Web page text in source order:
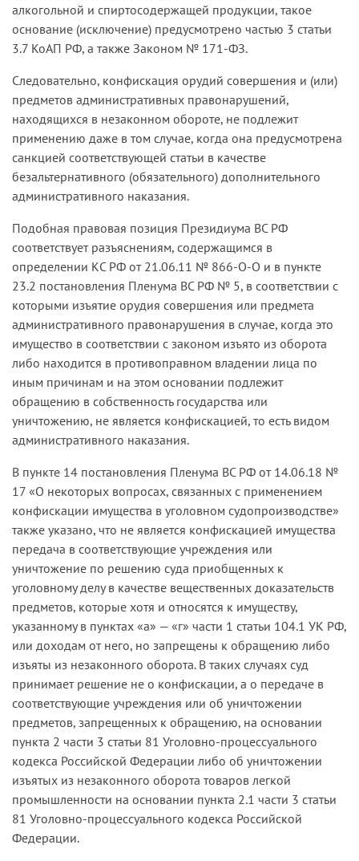
алкогольной и спиртосодержащей продукции, такое
основание (исключение) предусмотрено частью 3 статьи
3.7 КоАП РФ, а также Законом № 171-ФЗ.
Следовательно, конфискация орудий совершения и (или)
предметов административных правонарушений,
находящихся в незаконном обороте, не подлежит
применению даже в том случае, когда она предусмотрена
санкцией соответствующей статьи в качестве
безальтернативного (обязательного) дополнительного
административного наказания.
Подобная правовая позиция Президиума ВС РФ
соответствует разъяснениям, содержащимся в
определении КС РФ от 21.06.11 № 866-О-О и в пункте
23.2 постановления Пленума ВС РФ № 5, в соответствии с
которыми изъятие орудия совершения или предмета
административного правонарушения в случае, когда это
имущество в соответствии с законом изъято из оборота
либо находится в противоправном владении лица по
иным причинам и на этом основании подлежит
обращению в собственность государства или
уничтожению, не является конфискацией, то есть видом
административного наказания.
В пункте 14 постановления Пленума ВС РФ от 14.06.18 №
17 «О некоторых вопросах, связанных с применением
конфискации имущества в уголовном судопроизводстве»
также указано, что не является конфискацией имущества
передача в соответствующие учреждения или
уничтожение по решению суда приобщенных к
уголовному делу в качестве вещественных доказательств
предметов, которые хотя и относятся к имуществу,
указанному в пунктах «а» — «г» части 1 статьи 104.1 УК РФ,
или доходам от него, но запрещены к обращению либо
изъяты из незаконного оборота. В таких случаях суд
принимает решение не о конфискации, а о передаче в
соответствующие учреждения или об уничтожении
предметов, запрещенных к обращению, на основании
пункта 2 части 3 статьи 81 Уголовно-процессуального
кодекса Российской Федерации либо об уничтожении
изъятых из незаконного оборота товаров легкой
промышленности на основании пункта 2.1 части 3 статьи
81 Уголовно-процессуального кодекса Российской
Федерации.